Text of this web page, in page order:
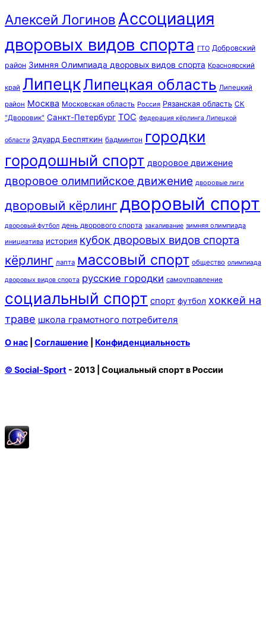
Алексей ЛогиновАссоциация
дворовых видов спорта ГТО Добровский
район Зимняя Олимпиада дворовых видов спорта Красноярский
край ЛипецкЛипецкая область Липецкий
район Москва Московская область Россия Рязанская область СК
"Дворовик" Санкт-Петербург ТОС Федерация кёрлинга Липецкой
области Эдуард Беспяткин бадминтон городки
городошный спорт дворовое движение
дворовое олимпийское движение дворовые лиги
дворовый кёрлинг дворовый спорт
дворовый футбол день дворового спорта закаливание зимняя олимпиада
инициатива история кубок дворовых видов спорта
кёрлинг лапта массовый спорт общество олимпиада
дворовых видов спорта русские городки самоуправление
социальный спорт спорт футбол хоккей на
траве школа грамотного потребителя
О нас Соглашение Конфиденциальность
© Social-Sport - 2013 | Социальный спорт в России